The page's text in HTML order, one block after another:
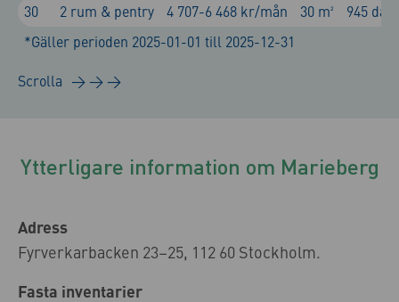
30
2 rum & pentry 4 707-6 468 kr/mån 30 m²
945
*Gäller perioden 2025-01-01 till 2025-12-31
Ytterligare information om Marieberg
Adress
Fyrverkarbacken 23–25, 112 60 Stockholm.
Fasta inventarier